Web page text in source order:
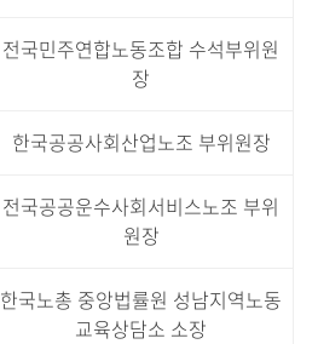
전국민주연합노동조합 수석부위원
장
한국공공사회산업노조 부위원장
전국공공운수사회서비스노조 부위
원장
한국노총 중앙법률원 성남지역노동
교육상담소 소장